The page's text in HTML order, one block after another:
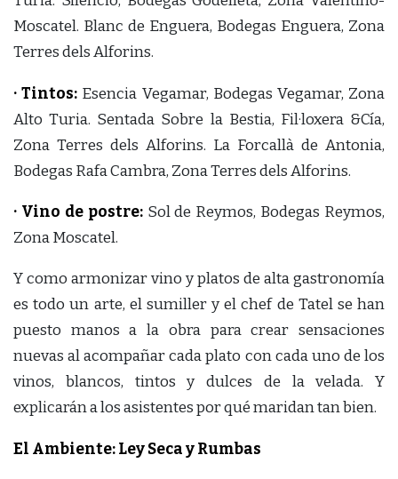
Moscatel. Blanc de Enguera, Bodegas Enguera, Zona
Terres dels Alforins.
· Tintos: Esencia Vegamar, Bodegas Vegamar, Zona
Alto Turia. Sentada Sobre la Bestia, Fil·loxera &Cía,
Zona Terres dels Alforins. La Forcallà de Antonia,
Bodegas Rafa Cambra, Zona Terres dels Alforins.
· Vino de postre:Sol de Reymos, Bodegas Reymos,
Zona Moscatel.
Y como armonizar vino y platos de alta gastronomía
es todo un arte, el sumiller y el chef de Tatel se han
puesto manos a la obra para crear sensaciones
nuevas al acompañar cada plato con cada uno de los
vinos, blancos, tintos y dulces de la velada. Y
explicarán a los asistentes por qué maridan tan bien.
El Ambiente: Ley Seca y Rumbas